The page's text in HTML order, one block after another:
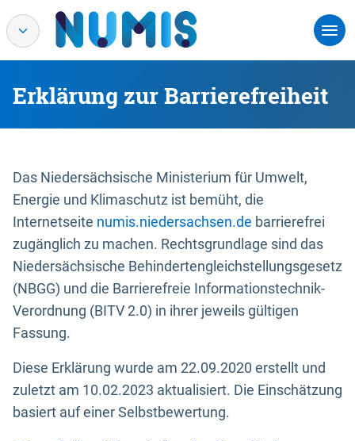
Erklärung zur Barrierefreiheit
Das Niedersächsische Ministerium für Umwelt,
Energie und Klimaschutz ist bemüht, die
Internetseite numis.niedersachsen.de barrierefrei
zugänglich zu machen. Rechtsgrundlage sind das
Niedersächsische Behindertengleichstellungsgesetz
(NBGG) und die Barrierefreie Informationstechnik-
Verordnung (BITV 2.0) in ihrer jeweils gültigen
Fassung.
Diese Erklärung wurde am 22.09.2020 erstellt und
zuletzt am 10.02.2023 aktualisiert. Die Einschätzung
basiert auf einer Selbstbewertung.